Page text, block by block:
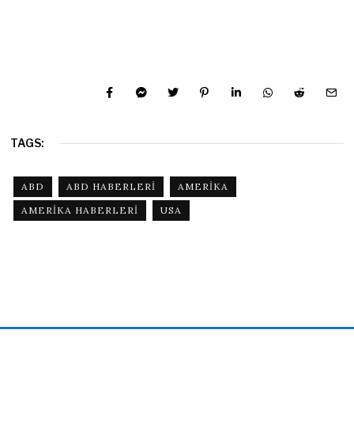
TAGS:
ABD ABD HABERLERI
AMERIKA
AMERIKA HABERLERI
USA